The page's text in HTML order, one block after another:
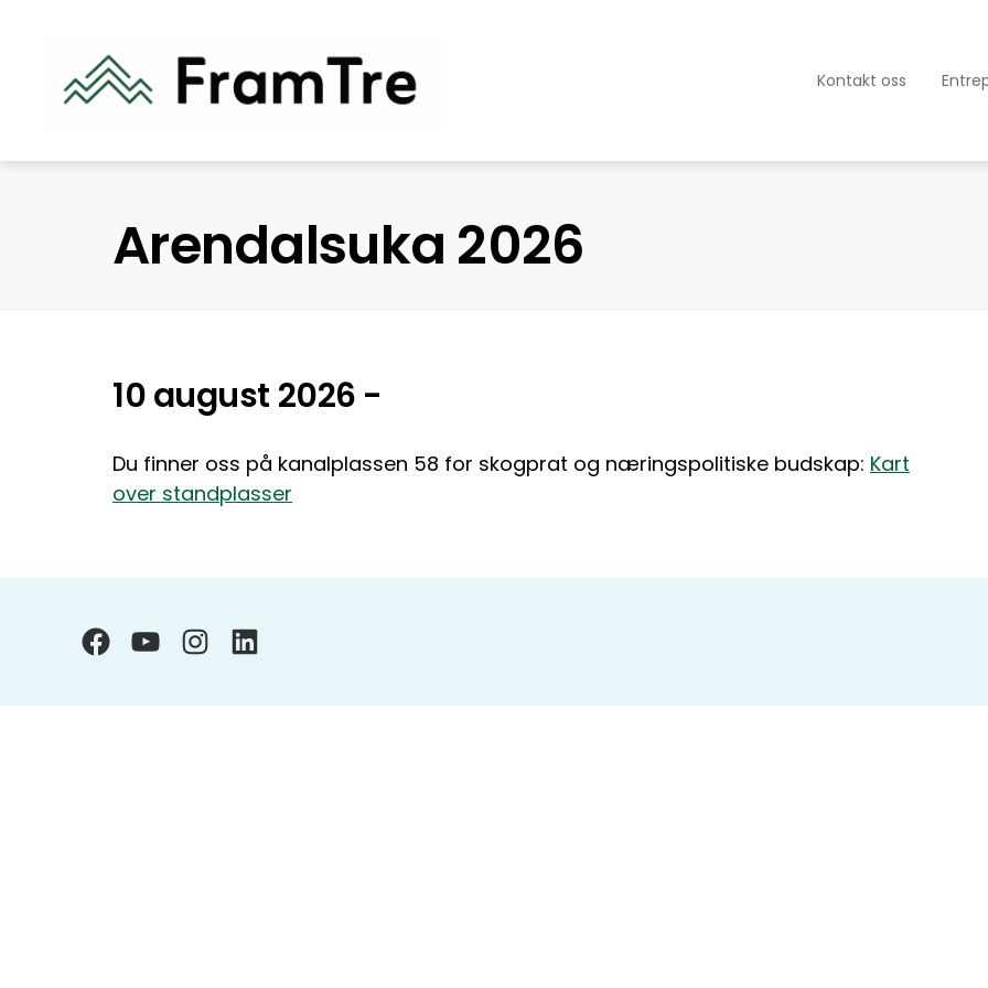
Kontakt oss
Arendalsuka 2026
10 august 2026 -
Du finner oss på kanalplassen 58 for skogprat og næringspolitiske budskap: Kart
over standplasser